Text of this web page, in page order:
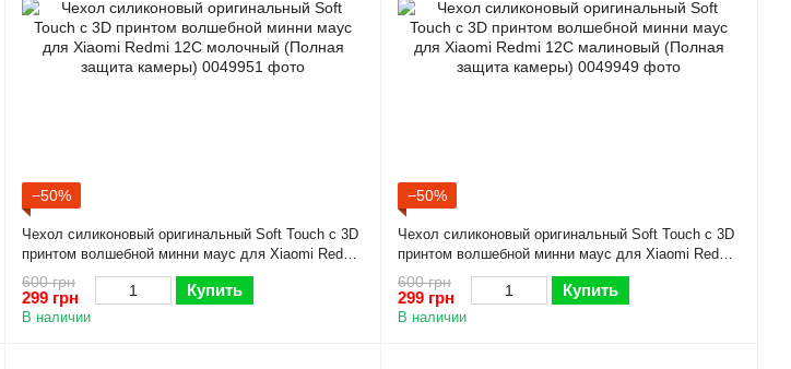
−50%
Чехол силиконовый оригинальный Soft Touch с 3D
принтом волшебной минни маус для Xiaomi Redmi
12C молочный (Полная защита камеры)
600 грн
299 грн Купить
В наличии
−50%
Чехол силиконовый оригинальный Soft Touch с 3D
принтом волшебной минни маус для Xiaomi Redmi
12C малиновый (Полная защита камеры)
600 грн
299 грн Купить
В наличии